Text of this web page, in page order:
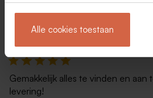
Alle cookies toestaan
Heel gemakkelijk site om u eigen
Snelle levering en in zeer goede
Gemakkelijk alles te vinden en aan
levering!